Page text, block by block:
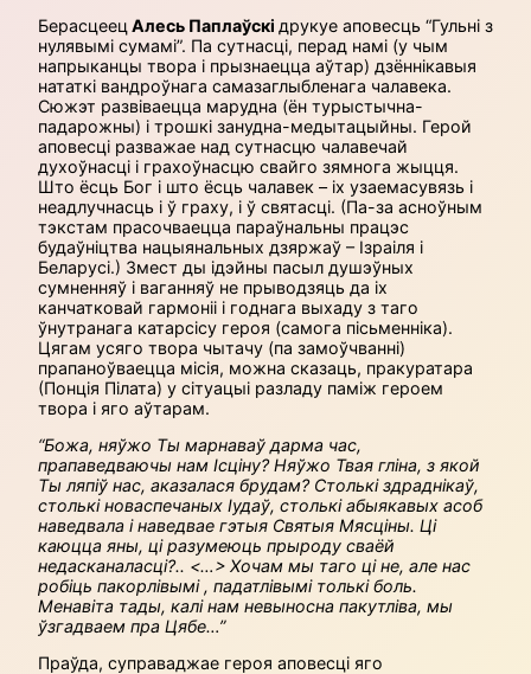
Берасцеец Алесь Паплаўскі друкуе аповесць “Гульні з
нулявымі сумамі”. Па сутнасці, перад намі (у чым
напрыканцы твора і прызнаецца аўтар) дзённікавыя
нататкі вандроўнага самазаглыбленага чалавека.
Сюжэт развіваецца марудна (ён турыстычна-
падарожны) і трошкі занудна-медытацыйны. Герой
аповесці разважае над сутнасцю чалавечай
духоўнасці і грахоўнасцю свайго зямнога жыцця.
Што ёсць Бог і што ёсць чалавек – іх узаемасувязь і
неадлучнасць і ў граху, і ў святасці. (Па-за асноўным
тэкстам прасочваецца параўнальны працэс
будаўніцтва нацыянальных дзяржаў – Ізраіля і
Беларусі.) Змест ды ідэйны пасыл душэўных
сумненняў і ваганняў не прыводзяць да іх
канчатковай гармоніі і годнага выхаду з таго
ўнутранага катарсісу героя (самога пісьменніка).
Цягам усяго твора чытачу (па замоўчванні)
прапаноўваецца місія, можна сказаць, пракуратара
(Понція Пілата) у сітуацыі разладу паміж героем
твора і яго аўтарам.
“Божа, няўжо Ты марнаваў дарма час,
прапаведваючы нам Ісціну? Няўжо Твая гліна, з якой
Ты ляпіў нас, аказалася брудам? Столькі здраднікаў,
столькі новаспечаных Іудаў, столькі абыякавых асоб
наведвала і наведвае гэтыя Святыя Мясціны. Ці
каюцца яны, ці разумеюць прыроду сваёй
недасканаласці?.. <…> Хочам мы таго ці не, але нас
робіць пакорлівымі , падатлівымі толькі боль.
Менавіта тады, калі нам невыносна пакутліва, мы
ўзгадваем пра Цябе…”
Праўда, суправаджае героя аповесці яго